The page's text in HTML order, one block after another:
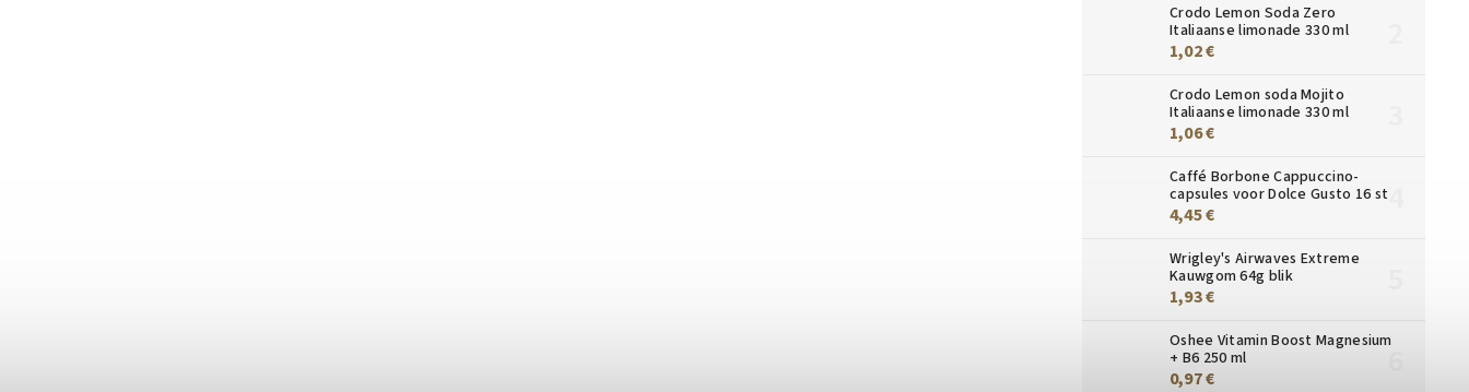
Crodo Lemon Soda Zero
Italiaanse limonade 330 ml
1,02 €
Crodo Lemon soda Mojito
Italiaanse limonade 330 ml
1,06 €
Caffé Borbone Cappuccino-
capsules voor Dolce Gusto 16 st
4,45 €
Wrigley's Airwaves Extreme
Kauwgom 64g blik
1,93 €
Oshee Vitamin Boost Magnesium
+ B6 250 ml
0,97 €